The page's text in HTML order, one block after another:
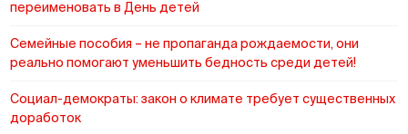
переименовать в День детей
Cемейные пособия – не пропаганда рождаемости, они
реально помогают уменьшить бедность среди детей!
Социал-демократы: закон о климате требует существенных
доработок